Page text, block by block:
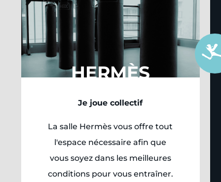
HERMÈS
Je joue collectif
La salle Hermès vous offre tout
l'espace nécessaire afin que
vous soyez dans les meilleures
conditions pour vous entraîner.